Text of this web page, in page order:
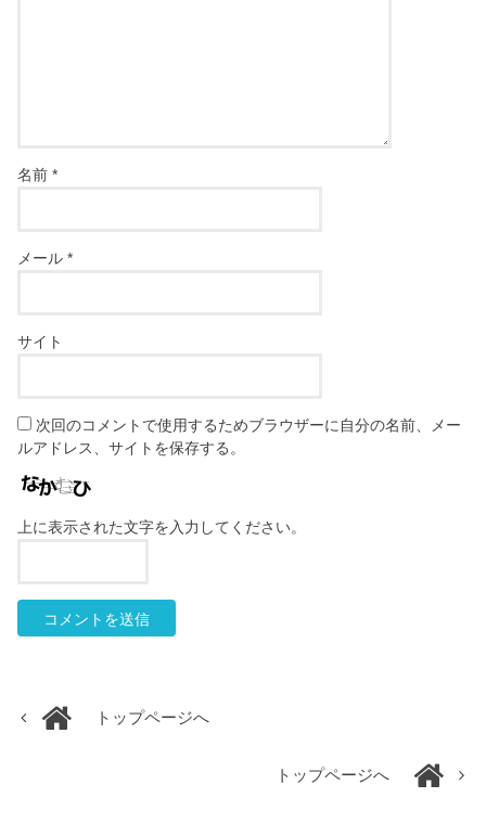
名前*
メール*
サイト
次回のコメントで使用するためブラウザーに自分の名前、メー
ルアドレス、サイトを保存する。
上に表示された文字を入力してください。
トップページへ
トップページへ